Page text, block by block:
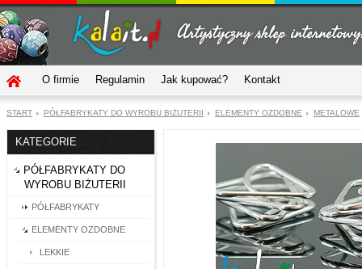
O firmie Regulamin Jak kupować? Kontakt
START PÓŁFABRYKATY DO WYROBU BIŻUTERII ELEMENTY OZDOBNE METALOWE
KATEGORIE
PÓŁFABRYKATY DO
WYROBU BIŻUTERII
PÓŁFABRYKATY
ELEMENTY OZDOBNE
LEKKIE